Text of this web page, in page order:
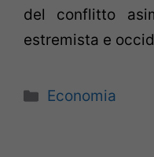
del conflitto
estremista e
Categorie
Economia